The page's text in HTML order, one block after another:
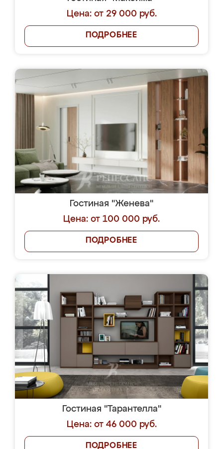
Цена: от 29 000 руб.
ПОДРОБНЕЕ
Гостиная "Женева"
Цена: от 100 000 руб.
ПОДРОБНЕЕ
Гостиная "Тарантелла"
Цена: от 46 000 руб.
ПОДРОБНЕЕ